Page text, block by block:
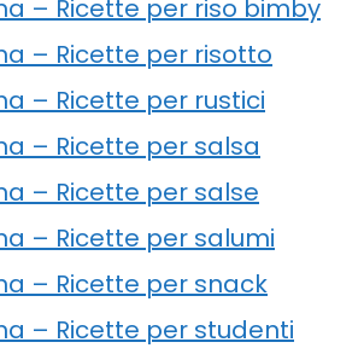
– Ricette per riso bimby
– Ricette per risotto
– Ricette per rustici
– Ricette per salsa
– Ricette per salse
– Ricette per salumi
– Ricette per snack
– Ricette per studenti